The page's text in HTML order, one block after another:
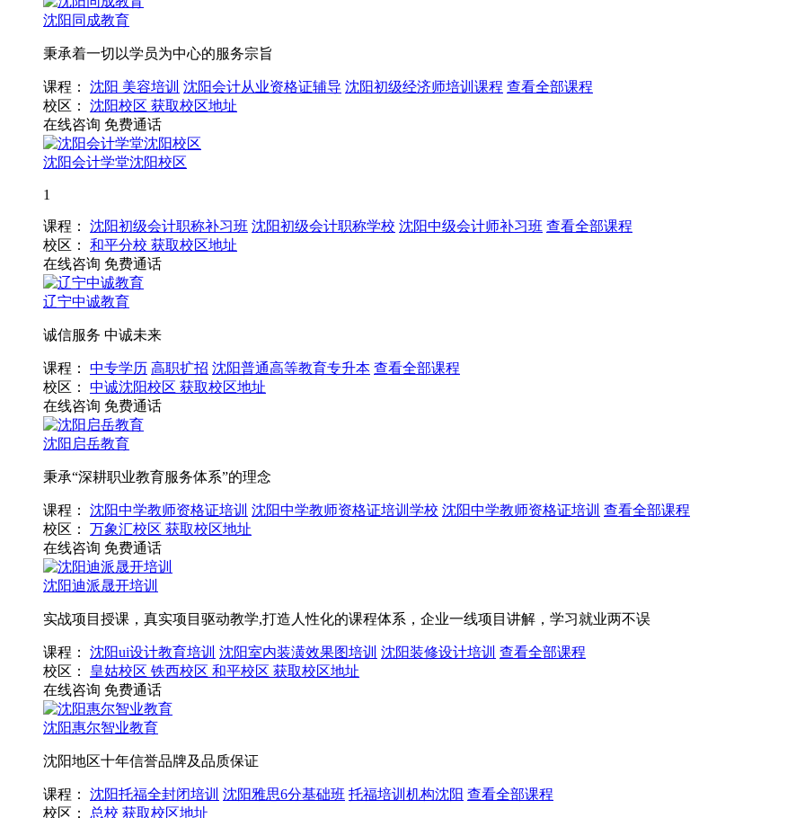
沈阳同成教育
秉承着一切以学员为中心的服务宗旨
课程： 沈阳 美容培训 沈阳会计从业资格证辅导 沈阳初级经济师培训课程 查看全部课程
校区：
沈阳校区 获取校区地址
在线咨询 免费通话
沈阳会计学堂沈阳校区
1
课程： 沈阳初级会计职称补习班 沈阳初级会计职称学校 沈阳中级会计师补习班 查看全部课程
校区：
和平分校 获取校区地址
在线咨询 免费通话
辽宁中诚教育
诚信服务 中诚未来
课程： 中专学历 高职扩招 沈阳普通高等教育专升本 查看全部课程
校区：
中诚沈阳校区 获取校区地址
在线咨询 免费通话
沈阳启岳教育
秉承“深耕职业教育服务体系”的理念
课程： 沈阳中学教师资格证培训 沈阳中学教师资格证培训学校 沈阳中学教师资格证培训 查看全部课程
校区：
万象汇校区 获取校区地址
在线咨询 免费通话
沈阳迪派晟开培训
实战项目授课，真实项目驱动教学,打造人性化的课程体系，企业一线项目讲解，学习就业两不误
课程： 沈阳ui设计教育培训 沈阳室内装潢效果图培训 沈阳装修设计培训 查看全部课程
校区：
皇姑校区 铁西校区 和平校区 获取校区地址
在线咨询 免费通话
沈阳惠尔智业教育
沈阳地区十年信誉品牌及品质保证
课程： 沈阳托福全封闭培训 沈阳雅思6分基础班 托福培训机构沈阳 查看全部课程
校区：
总校 获取校区地址